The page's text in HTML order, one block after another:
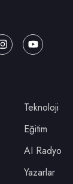
Teknoloji
Eğitim
AI Radyo
Yazarlar